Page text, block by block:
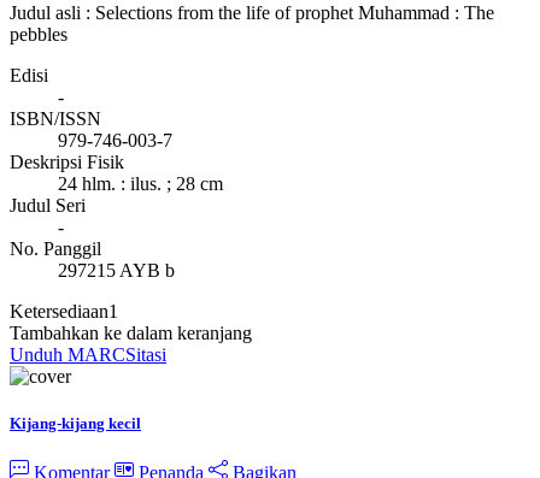
Judul asli : Selections from the life of prophet Muhammad : The
pebbles
Edisi
-
ISBN/ISSN
979-746-003-7
Deskripsi Fisik
24 hlm. : ilus. ; 28 cm
Judul Seri
-
No. Panggil
297215 AYB b
Ketersediaan1
Tambahkan ke dalam keranjang
Unduh MARCSitasi
Kijang-kijang kecil
Komentar Penanda
Bagikan